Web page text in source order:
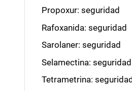
Propoxur: seguridad
Rafoxanida: seguridad
Sarolaner: seguridad
Selamectina: seguridad
Tetrametrina: